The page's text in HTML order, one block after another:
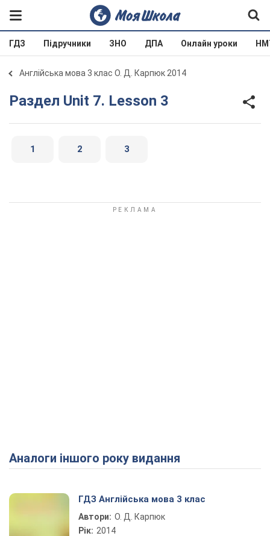
ГДЗ Підручники ЗНО ДПА Онлайн уроки
Англійська мова 3 клас О. Д. Карпюк 2014
Раздел Unit 7. Lesson 3
1 2 3
Аналоги іншого року видання
ГДЗ Англійська мова 3 клас
Автори: О. Д. Карпюк
Рік: 2014